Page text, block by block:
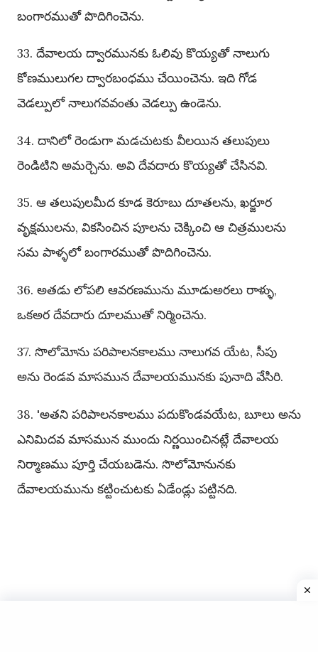
బంగారముతో పొదిగించెను.
33. దేవాలయ ద్వారమునకు ఓలివు కొయ్యతో నాలుగు
కోణములుగల ద్వారబంధము చేయించెను. ఇది గోడ
వెడల్పులో నాలుగవవంతు వెడల్పు ఉండెను.
34. దానిలో రెండుగా మడచుటకు వీలయిన తలుపులు
రెండిటిని అమర్చెను. అవి దేవదారు కొయ్యతో చేసినవి.
35. ఆ తలుపులమీద కూడ కెరూబు దూతలను, ఖర్జూర
వృక్షములను, వికసించిన పూలను చెక్కించి ఆ చిత్రములను
సమ పాళ్ళలో బంగారముతో పొదిగించెను.
36. అతడు లోపలి ఆవరణమును మూడుఅరలు రాళ్ళు,
ఒకఅర దేవదారు దూలముతో నిర్మించెను.
37. సొలోమోను పరిపాలనకాలము నాలుగవ యేట, సీపు
అను రెండవ మాసమున దేవాలయమునకు పునాది వేసిరి.
38. 'అతని పరిపాలనకాలము పదుకొండవయేట, బూలు అను
ఎనిమిదవ మాసమున ముందు నిర్ణయించినట్లే దేవాలయ
నిర్మాణము పూర్తి చేయబడెను. సొలోమోనునకు
దేవాలయమును కట్టించుటకు ఏడేండ్లు పట్టినది.